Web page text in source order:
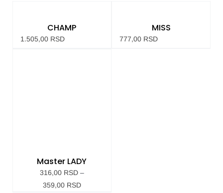
CHAMP
1.505,00 RSD
MISS
777,00 RSD
Master LADY
316,00 RSD –
359,00 RSDRaspon